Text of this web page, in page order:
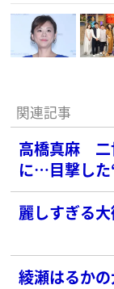
関連記事
高橋真麻 二
に…目撃した
麗しすぎる
綾瀬はるか